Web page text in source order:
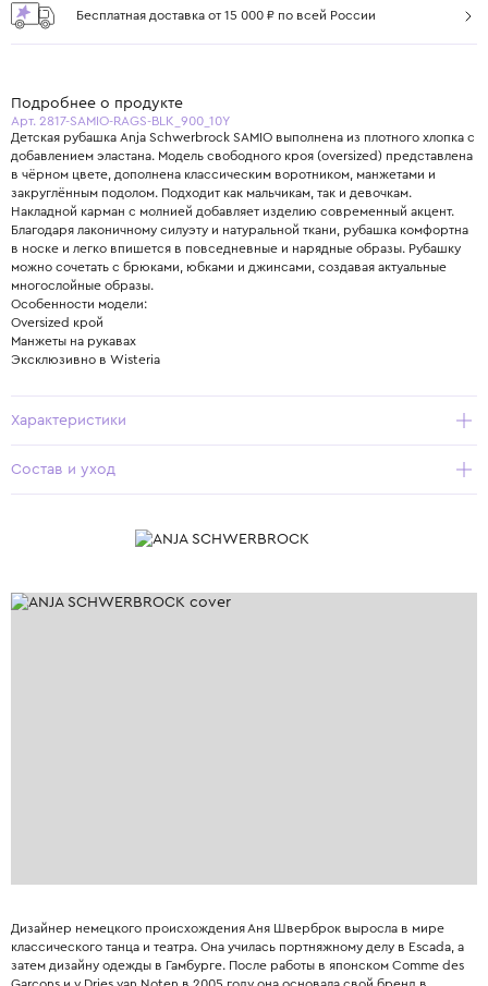
Бесплатная доставка от 15 000 ₽ по всей России
Подробнее о продукте
Арт. 2817-SAMIO-RAGS-BLK_900_10Y
Детская рубашка Anja Schwerbrock SAMIO выполнена из плотного хлопка с
добавлением эластана. Модель свободного кроя (oversized) представлена
в чёрном цвете, дополнена классическим воротником, манжетами и
закруглённым подолом. Подходит как мальчикам, так и девочкам.
Накладной карман с молнией добавляет изделию современный акцент.
Благодаря лаконичному силуэту и натуральной ткани, рубашка комфортна
в носке и легко впишется в повседневные и нарядные образы. Рубашку
можно сочетать с брюками, юбками и джинсами, создавая актуальные
многослойные образы.
Особенности модели:
Oversized крой
Манжеты на рукавах
Эксклюзивно в Wisteria
Характеристики
Состав и уход
Дизайнер немецкого происхождения Аня Шверброк выросла в мире
классического танца и театра. Она училась портняжному делу в Escada, а
затем дизайну одежды в Гамбурге. После работы в японском Comme des